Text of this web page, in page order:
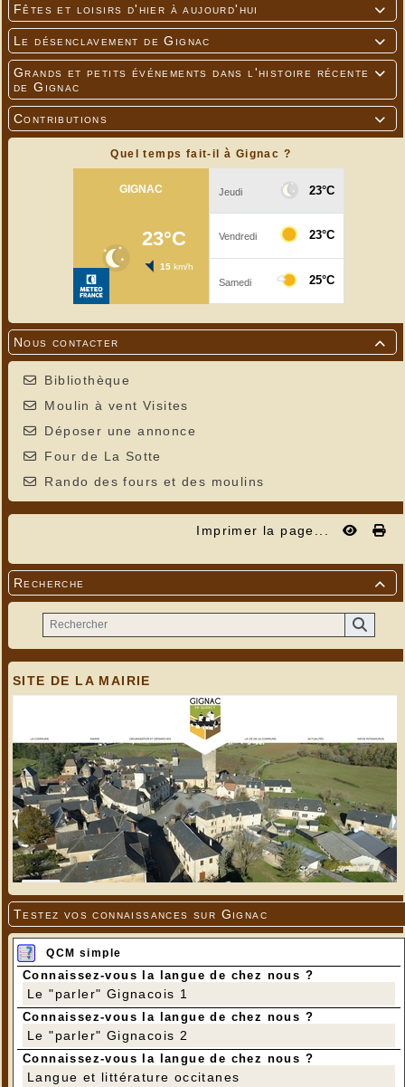

Fêtes et loisirs d'hier à aujourd'hui

Le désenclavement de Gignac

Grands et petits événements dans l'histoire récente
de Gignac

Contributions
Quel temps fait-il à Gignac ?

Nous contacter
Bibliothèque
Moulin à vent Visites
Déposer une annonce
Four de La Sotte
Rando des fours et des moulins
Imprimer la page...

Recherche
SITE DE LA MAIRIE
Testez vos connaissances sur Gignac
QCM simple
Connaissez-vous la langue de chez nous ?
Le "parler" Gignacois 1
Connaissez-vous la langue de chez nous ?
Le "parler" Gignacois 2
Connaissez-vous la langue de chez nous ?
Langue et littérature occitanes